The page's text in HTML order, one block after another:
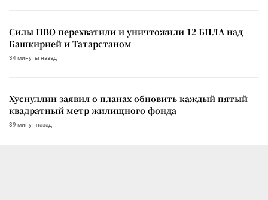
Силы ПВО перехватили и уничтожили 12 БПЛА над
Башкирией и Татарстаном
34 минуты назад
Хуснуллин заявил о планах обновить каждый пятый
квадратный метр жилищного фонда
39 минут назад